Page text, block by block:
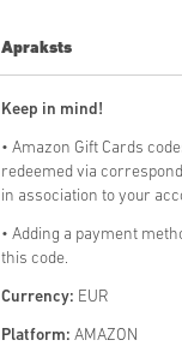
Apraksts
Keep in mind!
• Amazon Gift Cards
redeemed via
in association to your
• Adding a payment
this code.
Currency: EUR
Platform: AMAZON